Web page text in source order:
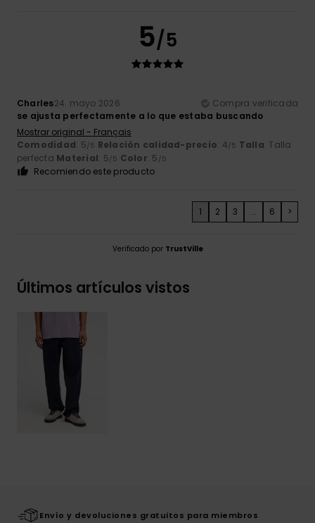
5/5
Charles24. mayo 2026
Compra verificada
se ajusta perfectamente a lo que estaba buscando
Mostrar original - Français
Comodidad: 5/5 Relación calidad-precio: 4/5 Talla: Talla
perfecta Material: 5/5 Color: 5 /5
Recomiendo este producto
1 2 3 ... 6 >
Verificado por TrustVille
Últimos artículos vistos
Envío y devoluciones gratuitos para miembros